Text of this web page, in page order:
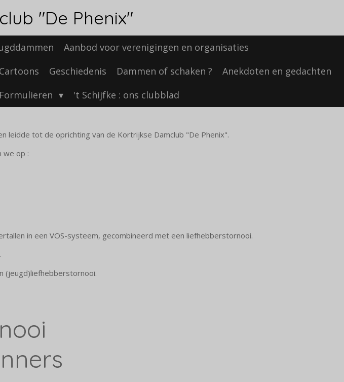
"De Phenix"
Aanbod voor verenigingen en organisaties
Cartoons Geschiedenis Dammen of schaken ?
Anekdoten en gedachten
Formulieren 't Schijfke : ons clubblad
leidde tot de oprichting van de Kortrijkse Damclub "De Phenix".
we op :
in een VOS-systeem, gecombineerd met een liefhebberstornooi.
(jeugd)liefhebberstornooi.